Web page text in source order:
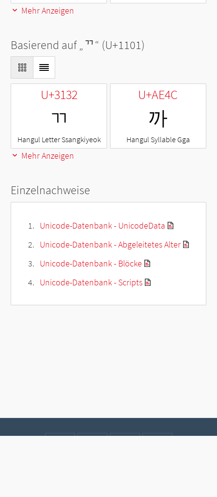
Mehr Anzeigen
Basierend auf „ᄁ“ (U+1101)
U+3132
ㄲ
Hangul Letter Ssangkiyeok
U+AE4C
까
Hangul Syllable Gga
Mehr Anzeigen
Einzelnachweise
Unicode-Datenbank - UnicodeData
Unicode-Datenbank - Abgeleitetes Alter
Unicode-Datenbank - Blöcke
Unicode-Datenbank - Scripts